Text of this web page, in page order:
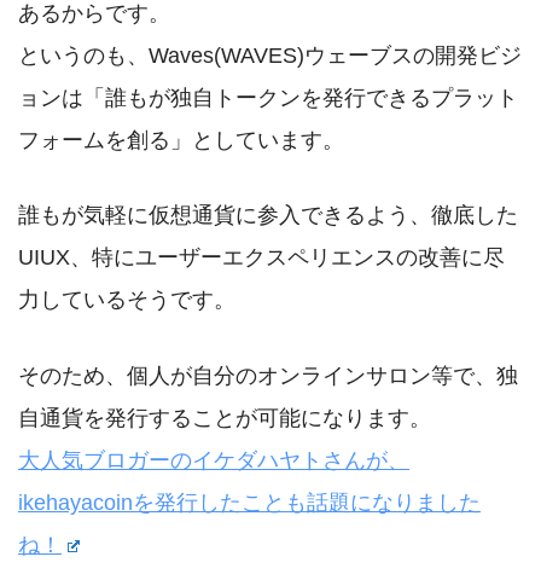
あるからです。
というのも、Waves(WAVES)ウェーブスの開発ビジ
ョンは「誰もが独自トークンを発行できるプラット
フォームを創る」としています。
誰もが気軽に仮想通貨に参入できるよう、徹底した
UIUX、特にユーザーエクスペリエンスの改善に尽
力しているそうです。
そのため、個人が自分のオンラインサロン等で、独
自通貨を発行することが可能になります。
大人気ブロガーのイケダハヤトさんが、
ikehayacoinを発行したことも話題になりました
ね！